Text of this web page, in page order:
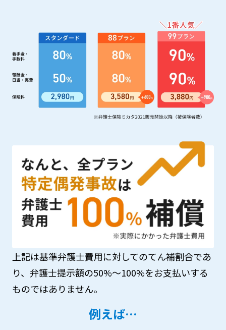
上記は基準弁護士費用に対してのてん補割合であ
り、弁護士提示額の50%～100%をお支払いする
ものではありません。
例えば…